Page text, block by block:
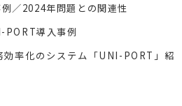
／2024年問題との関連性
PORT導入事例
効率化のシステム「UNI-PORT」紹